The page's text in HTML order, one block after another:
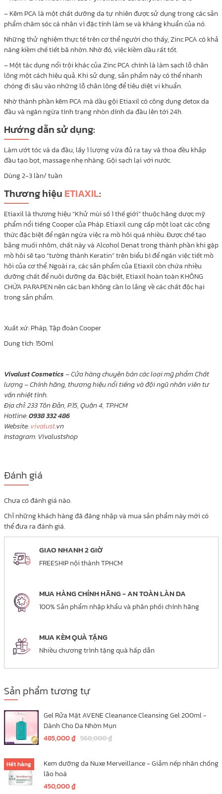
– Kẽm PCA là một chất dưỡng da tự nhiên được sử dụng trong các sản
phẩm chăm sóc cá nhân vì đặc tính làm se và kháng khuẩn của nó.
Những thử nghiệm thực tế trên cơ thể người cho thấy, Zinc PCA có khả
năng kiềm chế tiết bã nhờn. Nhờ đó, việc kiềm dầu rất tốt.
– Một tác dụng nổi trội khác của Zinc PCA chính là làm sạch lỗ chân
lông một cách hiệu quả. Khi sử dụng, sản phẩm này có thể nhanh
chóng đi sâu vào những lỗ chân lông để tiêu diệt vi khuẩn.
Nhờ thành phần kẽm PCA mà dầu gội Etiaxil có công dụng detox da
đầu và ngăn ngừa tình trạng nhòn dính da đầu lên tới 24h.
Hướng dẫn sử dụng:
Làm ướt tóc và da đầu, lấy 1 lượng vừa đủ ra tay và thoa đều khắp
đầu tạo bọt, massage nhẹ nhàng. Gội sạch lại với nước.
Dùng 2-3 lần/ tuần
Thương hiệu ETIAXIL:
Etiaxil là thương hiệu “Khử mùi số 1 thế giới” thuộc hãng dược mỹ
phẩm nổi tiếng Cooper của Pháp. Etiaxil cung cấp một loạt các công
thức đặc biệt để ngăn ngừa việc ra mồ hôi quá nhiều. Được chế tạo
bằng muối nhôm, chất này và Alcohol Denat trong thành phần khi gặp
mồ hôi sẽ tạo “tường thành Keratin” trên biểu bì để ngăn việc tiết mồ
hôi của cơ thể. Ngoài ra, các sản phẩm của Etiaxil còn chứa nhiều
dưỡng chất để nuôi dưỡng da. Đặc biệt, Etiaxil hoàn toàn KHÔNG
CHỨA PARAPEN nên các bạn không cần lo lắng về các chất độc hại
trong sản phẩm.
Xuất xứ: Pháp, Tập đoàn Cooper
Dung tích: 150ml
Vivalust Cosmetics– Cửa hàng chuyên bán các loại mỹ phẩm Chất
lượng – Chính hãng, thương hiệu nổi tiếng và đội ngũ nhân viên tư
vấn nhiệt tình.
Địa chỉ: 233 Tôn Đản, P.15, Quận 4, TP.HCM
Hotline:0938 332 486
Website:vivalust.vn
Instagram: Vivalustshop
Đánh giá
Chưa có đánh giá nào.
Chỉ những khách hàng đã đăng nhập và mua sản phẩm này mới có
thể đưa ra đánh giá.
GIAO NHANH 2 GIỜ
FREESHIP nội thành TPHCM
MUA HÀNG CHÍNH HÃNG - AN TOÀN LÀN DA
100% Sản phẩm nhập khẩu và phân phối chính hãng
MUA KÈM QUÀ TẶNG
Nhiều chương trình tặng quà hấp dẫn
Sản phẩm tương tự
Gel Rửa Mặt AVENE Cleanance Cleansing Gel 200ml -
Dành Cho Da Nhờn Mụn
568,000₫
485,000₫
Hết hàng
Kem dưỡng da Nuxe Merveillance - Giảm nếp nhăn chống
lão hoá
450,000₫